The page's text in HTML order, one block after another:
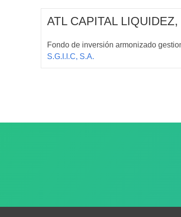
ATL CAPITAL LIQUIDEZ,
Fondo de inversión armonizado
S.G.I.I.C, S.A.